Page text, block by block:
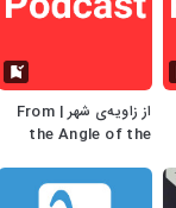
از زاویه‌ی شهر | From
the Angle of the